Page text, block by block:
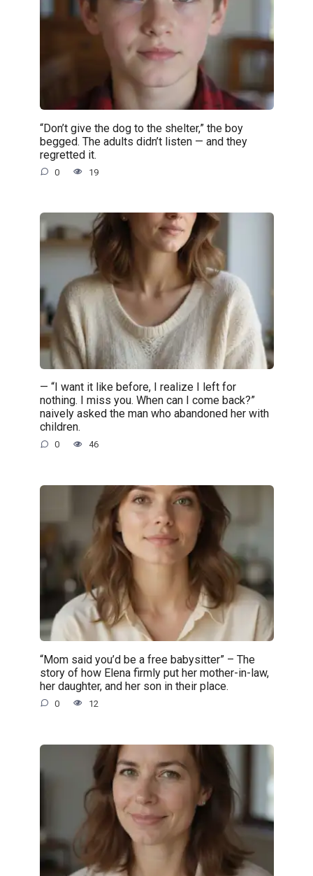
“Don’t give the dog to the shelter,” the boy
begged. The adults didn’t listen — and they
regretted it.
0 19
— “I want it like before, I realize I left for
nothing. I miss you. When can I come back?”
naively asked the man who abandoned her with
children.
0 46
“Mom said you’d be a free babysitter” – The
story of how Elena firmly put her mother-in-law,
her daughter, and her son in their place.
0 12